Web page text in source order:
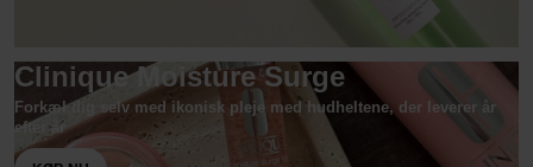
Clinique Moisture Surge
Forkæl dig selv med ikonisk pleje med hudheltene, der leverer år
efter år